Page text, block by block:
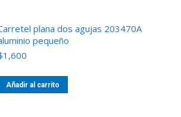
plana dos agujas 203470A
pequeño
1,600
Añadir al carrito